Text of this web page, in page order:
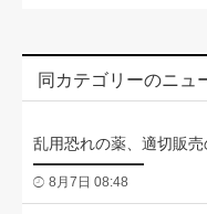
同カテゴリーのニュ
乱用恐れの薬、適切販
8月7日 08:48